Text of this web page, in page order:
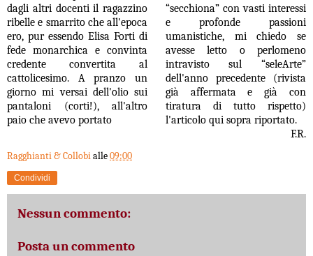
dagli altri docenti il ragazzino
ribelle e smarrito che all'epoca
ero, pur essendo Elisa Forti di
fede monarchica e convinta
credente convertita al
cattolicesimo. A pranzo un
giorno mi versai dell'olio sui
pantaloni (corti!), all'altro
paio che avevo portato
“secchiona” con vasti interessi
e profonde passioni
umanistiche, mi chiedo se
avesse letto o perlomeno
intravisto sul “seleArte”
dell'anno precedente (rivista
già affermata e già con
tiratura di tutto rispetto)
l'articolo qui sopra riportato.
F.R.
Ragghianti & Collobialle09:00
Condividi
Nessun commento:
Posta un commento